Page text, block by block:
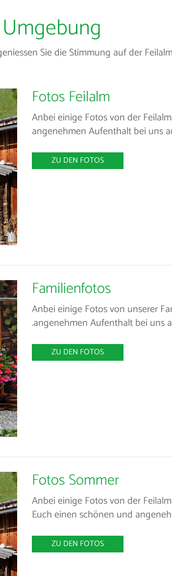
Sie die Stimmung auf der
Fotos Feilalm
Anbei einige Fotos von der
angenehmen Aufenthalt bei uns
ZU DEN FOTOS
Familienfotos
Anbei einige Fotos von unserer
angenehmen Aufenthalt bei uns
ZU DEN FOTOS
Fotos Sommer
Anbei einige Fotos von der
Euch einen schönen und
ZU DEN FOTOS